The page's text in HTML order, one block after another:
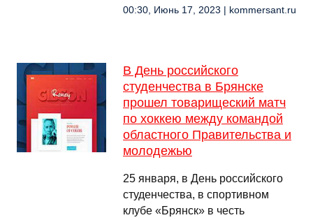
00:30, Июнь 17, 2023 | kommersant.ru
В День российского
студенчества в Брянске
прошел товарищеский матч
по хоккею между командой
областного Правительства и
молодежью
25 января, в День российского
студенчества, в спортивном
клубе «Брянск» в честь